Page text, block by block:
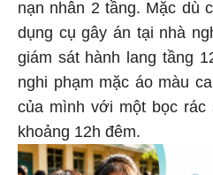
nạn nhân 2 tầng. Mặc dù
dụng cụ gây án tại nhà
giám sát hành lang tầng
nghi phạm mặc áo màu
của mình với một bọc rác
khoảng 12h đêm.